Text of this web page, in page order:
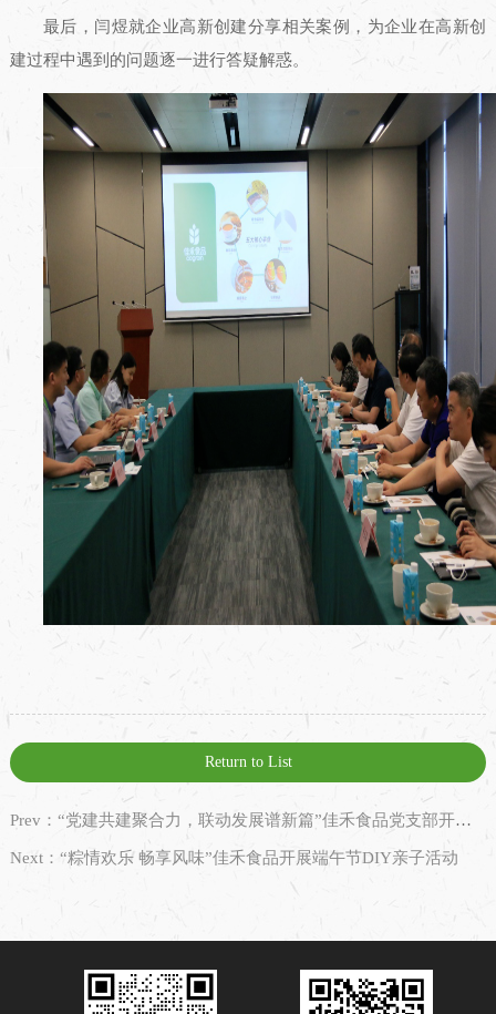
最后，闫煜就企业高新创建分享相关案例，为企业在高新创
建过程中遇到的问题逐一进行答疑解惑。
Return to List
Prev：“党建共建聚合力，联动发展谱新篇”佳禾食品党支部开展共建联动主题党日活动
Next：“粽情欢乐 畅享风味”佳禾食品开展端午节DIY亲子活动